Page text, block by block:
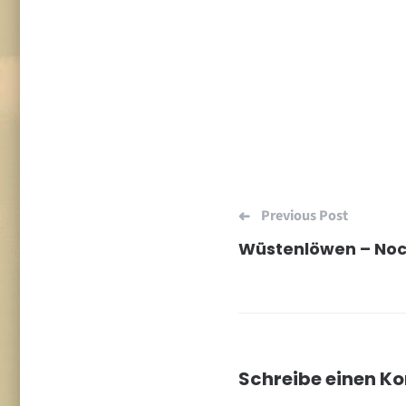
Previous Post
Schreibe einen